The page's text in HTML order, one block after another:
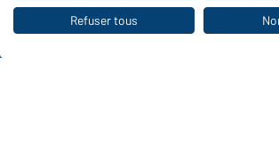
WORKWEAR
Le choix idéal pour les professionnels
Refuser tous